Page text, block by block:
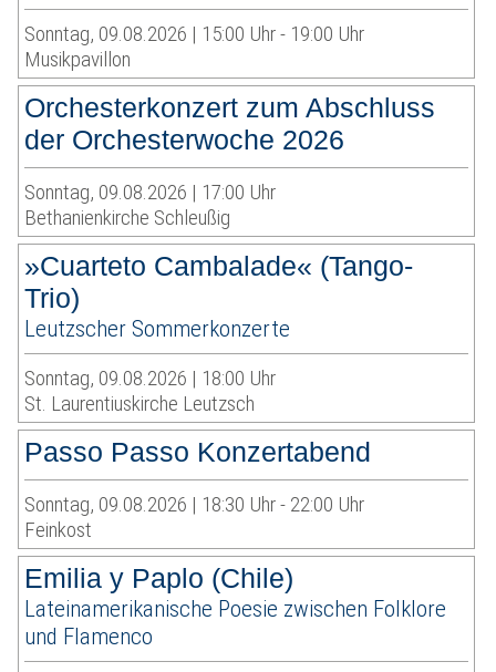
Sonntag, 09.08.2026 | 15:00 Uhr - 19:00 Uhr
Musikpavillon
Orchesterkonzert zum Abschluss
der Orchesterwoche 2026
Sonntag, 09.08.2026 | 17:00 Uhr
Bethanienkirche Schleußig
»Cuarteto Cambalade« (Tango-
Trio)
Leutzscher Sommerkonzerte
Sonntag, 09.08.2026 | 18:00 Uhr
St. Laurentiuskirche Leutzsch
Passo Passo Konzertabend
Sonntag, 09.08.2026 | 18:30 Uhr - 22:00 Uhr
Feinkost
Emilia y Paplo (Chile)
Lateinamerikanische Poesie zwischen Folklore
und Flamenco